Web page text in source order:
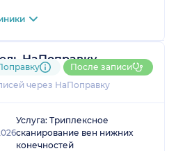
НаПоправку
через НаПоправку
После записи
Услуга: Триплексное
сканирование вен нижних
конечностей